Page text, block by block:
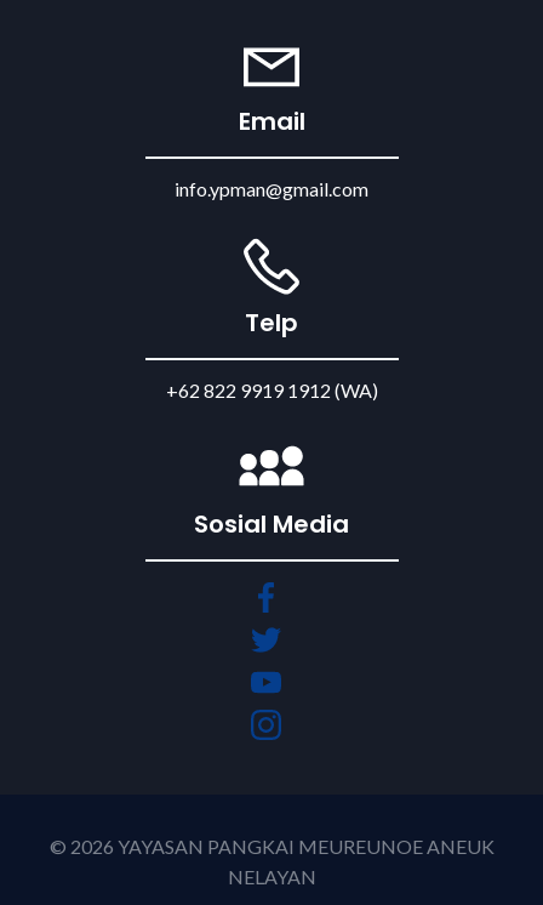
Email
info.ypman@gmail.com
Telp
+62 822 9919 1912 (WA)
Sosial Media
© 2026 YAYASAN PANGKAI MEUREUNOE ANEUK
NELAYAN